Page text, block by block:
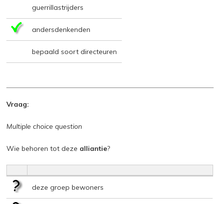
guerrillastrijders
andersdenkenden
bepaald soort directeuren
Vraag:
Multiple choice question
Wie behoren tot deze alliantie?
deze groep bewoners